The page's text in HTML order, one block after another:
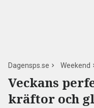
Dagensps.se Weekend
Veckans
kräftor och